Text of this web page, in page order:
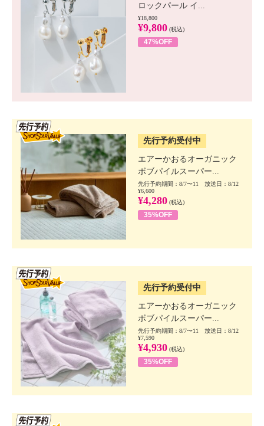
ロックパール イ...
¥18,800
¥9,800 (税込)
47%OFF
先行予約受付中
エアーかおるオーガニック
ボブパイルスーパー...
先行予約期間：8/7〜11 放送日：8/12
¥6,600
¥4,280 (税込)
35%OFF
先行予約受付中
エアーかおるオーガニック
ボブパイルスーパー...
先行予約期間：8/7〜11 放送日：8/12
¥7,590
¥4,930 (税込)
35%OFF